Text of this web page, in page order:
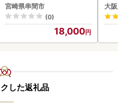
ももカット合計3kg_K043
-009-2609
宮崎県串間市
(0)
18,000
大
した返礼品